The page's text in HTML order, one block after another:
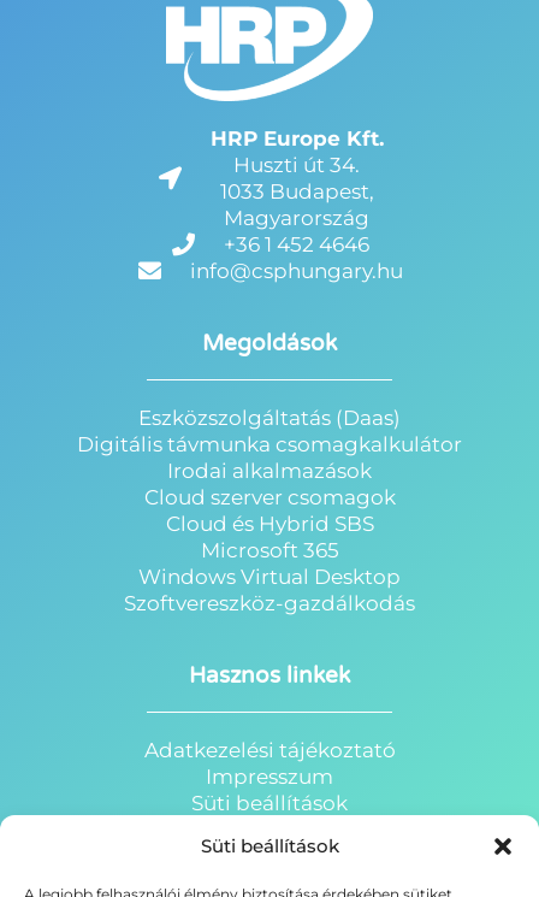
Süti beállítások
HRP Europe Kft.
Huszti út 34.
1033 Budapest,
Magyarország
+36 1 452 4646
info@csphungary.hu
Megoldások
Eszközszolgáltatás (Daas)
Digitális távmunka csomagkalkulátor
Irodai alkalmazások
Cloud szerver csomagok
Cloud és Hybrid SBS
Microsoft 365
Windows Virtual Desktop
Szoftvereszköz-gazdálkodás
Hasznos linkek
Adatkezelési tájékoztató
Impresszum
Süti beállítások
HRP Portál